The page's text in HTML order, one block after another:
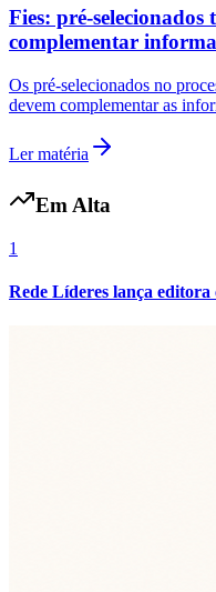
Fies: pré-selecionados
complementar
Os pré-selecionados no
devem complementar as
Ler matéria
Em Alta
1
Rede Líderes lança editora